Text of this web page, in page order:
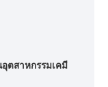
ตสาหกรรมเคมี